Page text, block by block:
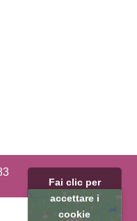
Fai clic per
accettare i
cookie